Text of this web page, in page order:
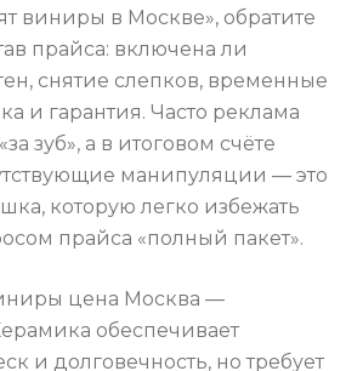
виниры в Москве», обратите
прайса: включена ли
снятие слепков, временные
и гарантия. Часто реклама
зуб», а в итоговом счёте
манипуляции — это
которую легко избежать
прайса «полный пакет».
цена Москва —
обеспечивает
и долговечность, но требует